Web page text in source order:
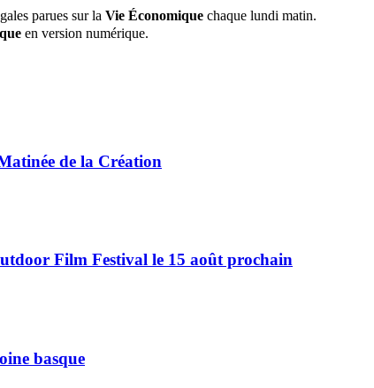
parues sur la Vie Économique chaque lundi matin.
en version numérique.
de la Création
Film Festival le 15 août prochain
basque